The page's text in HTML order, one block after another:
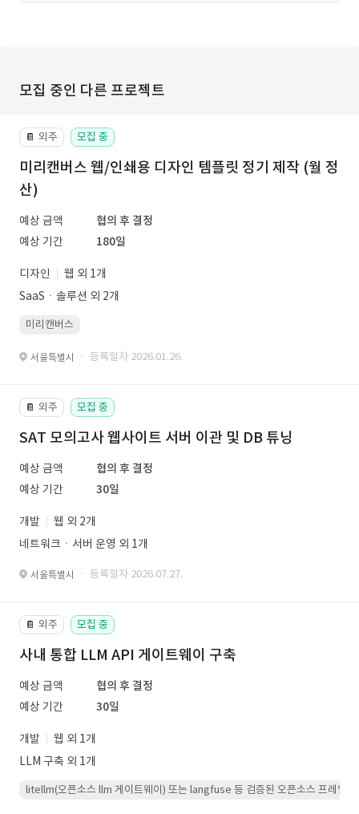
모집 중인 다른 프로젝트
📔 외주 모집 중
미리캔버스 웹/인쇄용 디자인 템플릿 정기 제작 (월 정
산)
예상 금액
협의 후 결정
예상 기간
180일
디자인
웹 외 1개
SaaSㆍ솔루션 외 2개
미리캔버스
서울특별시 · 등록일자 2026.01.26.
📔 외주 모집 중
SAT 모의고사 웹사이트 서버 이관 및 DB 튜닝
예상 금액
협의 후 결정
예상 기간
30일
개발
웹 외 2개
네트워크ㆍ서버 운영 외 1개
서울특별시 · 등록일자 2026.07.27.
📔 외주 모집 중
사내 통합 LLM API 게이트웨이 구축
예상 금액
협의 후 결정
예상 기간
30일
개발
웹 외 1개
LLM 구축 외 1개
litellm(오픈소스 llm 게이트웨이) 또는 langfuse 등 검증된 오픈소스 프레임워